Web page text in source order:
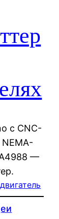
с CNC-
A4988 —